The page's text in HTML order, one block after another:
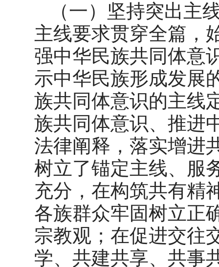
（一）坚持突出主
主线要求贯穿全篇，
强中华民族共同体意
示中华民族形成发展
族共同体意识的主线
族共同体意识、推进
法律阐释，落实增进
树立了锚定主线、服
充分，在构筑共有精
各族群众牢固树立正
宗教观；在促进交往
学、共建共享、共事